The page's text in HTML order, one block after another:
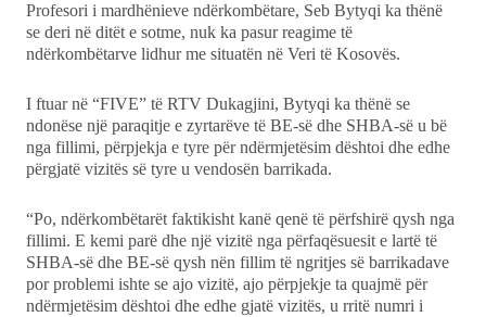
Showbiz
Teknologji
DuVideo
Profesori i mardhënieve ndërkombëtare, Seb Bytyqi ka thënë
se deri në ditët e sotme, nuk ka pasur reagime të
ndërkombëtarve lidhur me situatën në Veri të Kosovës.
I ftuar në “FIVE” të RTV Dukagjini, Bytyqi ka thënë se
ndonëse një paraqitje e zyrtarëve të BE-së dhe SHBA-së u bë
nga fillimi, përpjekja e tyre për ndërmjetësim dështoi dhe edhe
përgjatë vizitës së tyre u vendosën barrikada.
“Po, ndërkombëtarët faktikisht kanë qenë të përfshirë qysh nga
fillimi. E kemi parë dhe një vizitë nga përfaqësuesit e lartë të
SHBA-së dhe BE-së qysh nën fillim të ngritjes së barrikadave
por problemi ishte se ajo vizitë, ajo përpjekje ta quajmë për
ndërmjetësim dështoi dhe edhe gjatë vizitës, u rritë numri i